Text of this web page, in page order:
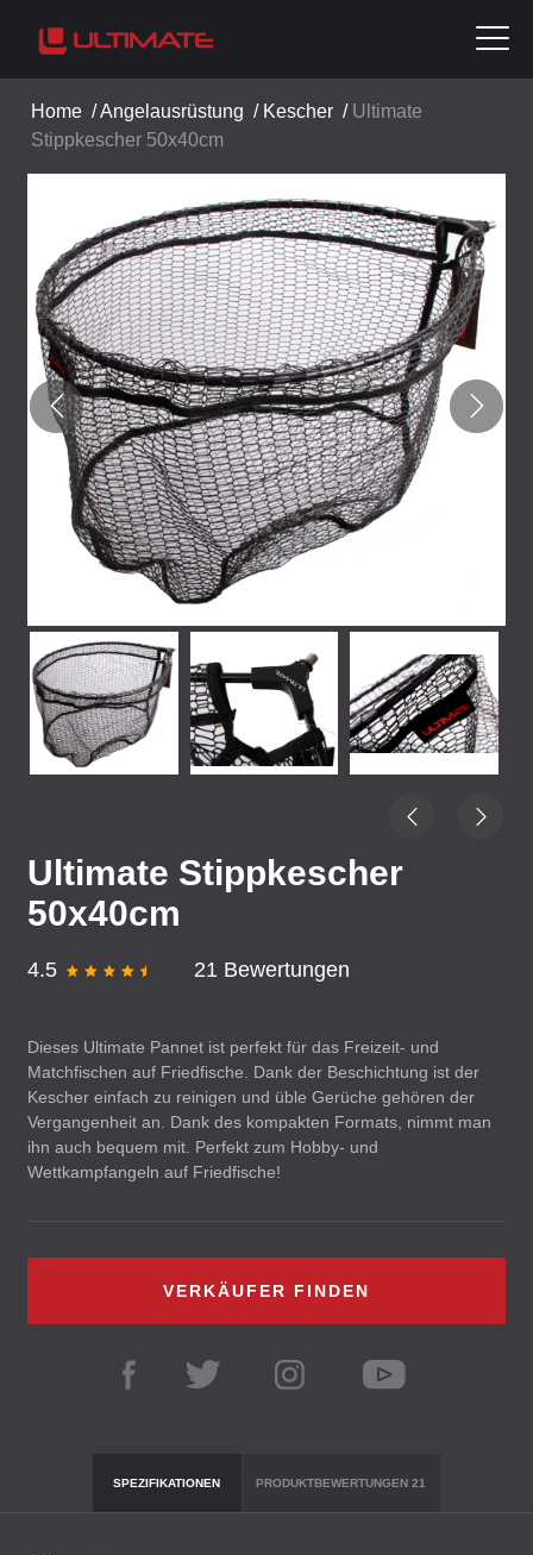
Home /Angelausrüstung / Kescher / Ultimate
Stippkescher 50x40cm
Ultimate Stippkescher
50x40cm
4.5 21 Bewertungen
Dieses Ultimate Pannet ist perfekt für das Freizeit- und
Matchfischen auf Friedfische. Dank der Beschichtung ist der
Kescher einfach zu reinigen und üble Gerüche gehören der
Vergangenheit an. Dank des kompakten Formats, nimmt man
ihn auch bequem mit. Perfekt zum Hobby- und
Wettkampfangeln auf Friedfische!
VERKÄUFER FINDEN
SPEZIFIKATIONEN PRODUKTBEWERTUNGEN21